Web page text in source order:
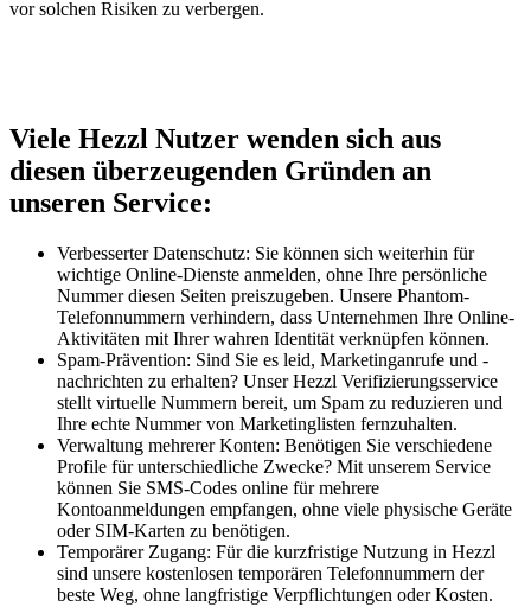
vor solchen Risiken zu verbergen.
Viele Hezzl Nutzer wenden sich aus
diesen überzeugenden Gründen an
unseren Service:
Verbesserter Datenschutz: Sie können sich weiterhin für
wichtige Online-Dienste anmelden, ohne Ihre persönliche
Nummer diesen Seiten preiszugeben. Unsere Phantom-
Telefonnummern verhindern, dass Unternehmen Ihre Online-
Aktivitäten mit Ihrer wahren Identität verknüpfen können.
Spam-Prävention: Sind Sie es leid, Marketinganrufe und -
nachrichten zu erhalten? Unser Hezzl Verifizierungsservice
stellt virtuelle Nummern bereit, um Spam zu reduzieren und
Ihre echte Nummer von Marketinglisten fernzuhalten.
Verwaltung mehrerer Konten: Benötigen Sie verschiedene
Profile für unterschiedliche Zwecke? Mit unserem Service
können Sie SMS-Codes online für mehrere
Kontoanmeldungen empfangen, ohne viele physische Geräte
oder SIM-Karten zu benötigen.
Temporärer Zugang: Für die kurzfristige Nutzung in Hezzl
sind unsere kostenlosen temporären Telefonnummern der
beste Weg, ohne langfristige Verpflichtungen oder Kosten.